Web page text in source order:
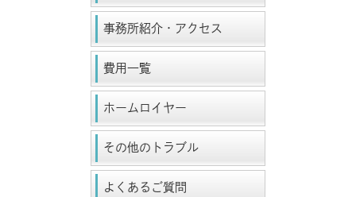
事務所紹介・アクセス
費用一覧
ホームロイヤー
その他のトラブル
よくあるご質問